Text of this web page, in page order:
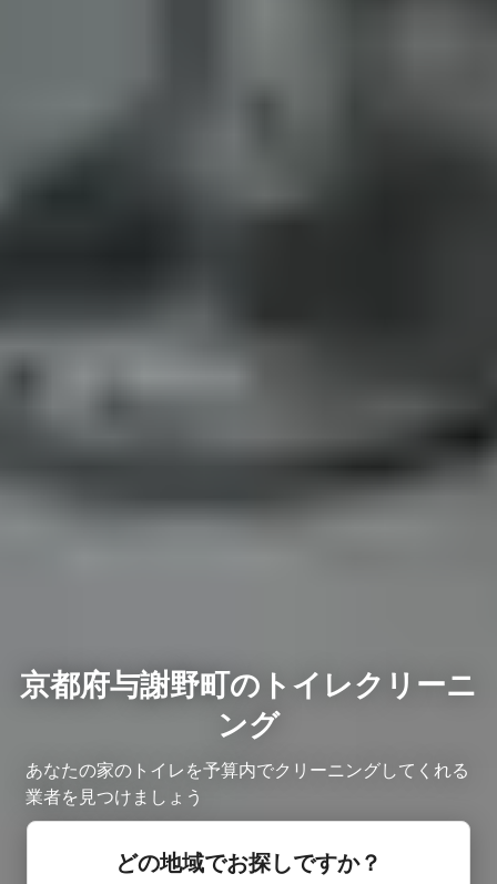
京都府与謝野町のトイレクリーニ
ング
あなたの家のトイレを予算内でクリーニングしてくれる
業者を見つけましょう
どの地域でお探しですか？